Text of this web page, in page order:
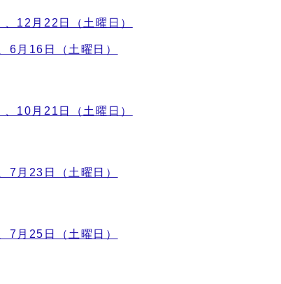
12月22日（土曜日）
6月16日（土曜日）
10月21日（土曜日）
7月23日（土曜日）
7月25日（土曜日）